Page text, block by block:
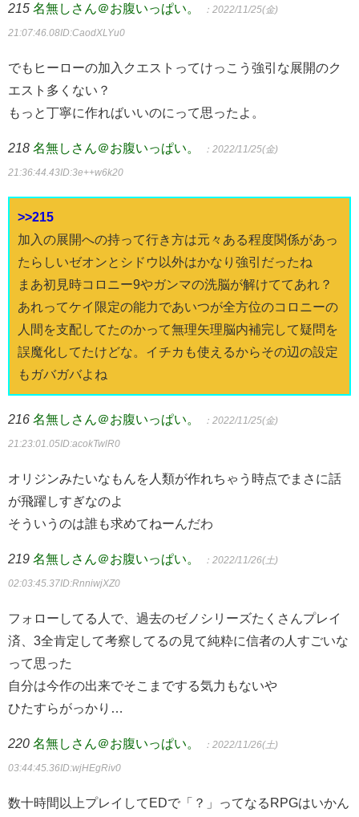
215 名無しさん＠お腹いっぱい。 ：2022/11/25(金)
21:07:46.08ID:CaodXLYu0
でもヒーローの加入クエストってけっこう強引な展開のク
エスト多くない？
もっと丁寧に作ればいいのにって思ったよ。
218 名無しさん＠お腹いっぱい。 ：2022/11/25(金)
21:36:44.43ID:3e++w6k20
>>215
加入の展開への持って行き方は元々ある程度関係があっ
たらしいゼオンとシドウ以外はかなり強引だったね
まあ初見時コロニー9やガンマの洗脳が解けててあれ？
あれってケイ限定の能力であいつが全方位のコロニーの
人間を支配してたのかって無理矢理脳内補完して疑問を
誤魔化してたけどな。イチカも使えるからその辺の設定
もガバガバよね
216 名無しさん＠お腹いっぱい。 ：2022/11/25(金)
21:23:01.05ID:acokTwlR0
オリジンみたいなもんを人類が作れちゃう時点でまさに話
が飛躍しすぎなのよ
そういうのは誰も求めてねーんだわ
219 名無しさん＠お腹いっぱい。 ：2022/11/26(土)
02:03:45.37ID:RnniwjXZ0
フォローしてる人で、過去のゼノシリーズたくさんプレイ
済、3全肯定して考察してるの見て純粋に信者の人すごいな
って思った
自分は今作の出来でそこまでする気力もないや
ひたすらがっかり…
220 名無しさん＠お腹いっぱい。 ：2022/11/26(土)
03:44:45.36ID:wjHEgRiv0
数十時間以上プレイしてEDで「？」ってなるRPGはいかん